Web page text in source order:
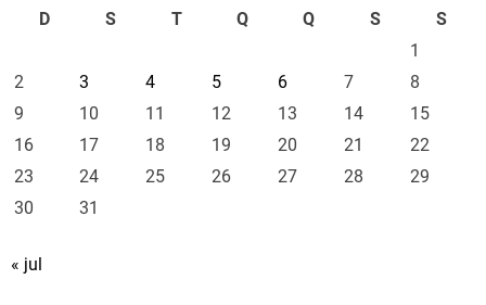
D
S T Q Q S
S
1
2
3 4 5 6 7
8
9
10 11 12 13 14
15
16
17 18 19 20 21
22
23
24 25 26 27 28
29
30
31
« jul